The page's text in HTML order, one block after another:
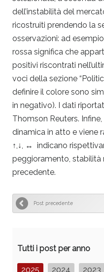
dell’instabilità del
ricostruiti prendendo la
osservazioni: ad
rossa significa che
positivi riscontrati
voci della sezione
definire il colore sono
in negativo). I dati
Thomson Reuters.
dinamica in atto e viene
↑,↓, ↔ indicano
peggioramento, stabilità
precedente.
Post precedente
Tutti i post per anno
2025 2024 2023